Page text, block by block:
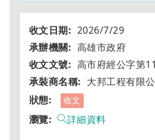
2026/7/29
高雄市政府
高市府經公字第
大邦工程有限
收文
詳細資料